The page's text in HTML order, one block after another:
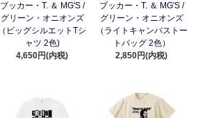
ブッカー・T. ＆ MG'S /
グリーン・オニオンズ
（ビッグシルエットTシ
ャツ 2色)
4,650円(内税)
ブッカー・T. ＆ MG'S /
グリーン・オニオンズ
（ライトキャンバストー
トバッグ 2色）
2,850円(内税)